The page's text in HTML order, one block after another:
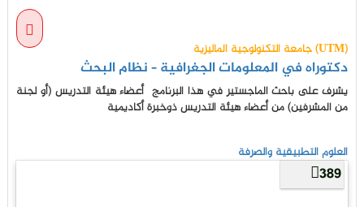
جامعة التكنولوجية الماليزية (UTM)
دكتوراه في المعلومات الجغرافية – نظام البحث
يشرف على باحث الماجستير في هذا البرنامج أعضاء هيئة التدريس (أو لجنة
من المشرفين) من أعضاء هيئة التدريس ذوخبرة أكاديمية
العلوم التطبيقية والصرفة
389